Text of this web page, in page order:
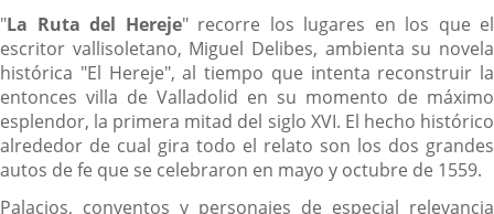
"La Ruta del Hereje" recorre los lugares en los que el
escritor vallisoletano, Miguel Delibes, ambienta su novela
histórica "El Hereje", al tiempo que intenta reconstruir la
entonces villa de Valladolid en su momento de máximo
esplendor, la primera mitad del siglo XVI. El hecho histórico
alrededor de cual gira todo el relato son los dos grandes
autos de fe que se celebraron en mayo y octubre de 1559.
Palacios, conventos y personajes de especial relevancia